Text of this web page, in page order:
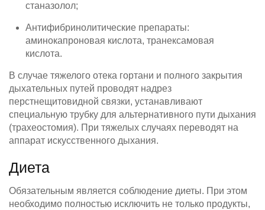
станазолол;
Антифибринолитические препараты:
аминокапроновая кислота, транексамовая
кислота.
В случае тяжелого отека гортани и полного закрытия
дыхательных путей проводят надрез
перстнещитовидной связки, устанавливают
специальную трубку для альтернативного пути дыхания
(трахеостомия). При тяжелых случаях переводят на
аппарат искусственного дыхания.
Диета
Обязательным является соблюдение диеты. При этом
необходимо полностью исключить не только продукты,